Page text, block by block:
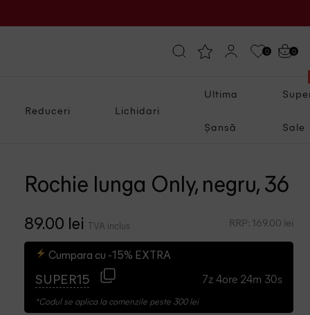
0 0
Reduceri Lichidari
Ultima
Șansă Sale
Rochie lunga Only, negru, 36
89.00 lei TVA inclus RRP: 169.00 lei
Cumpara cu -15% EXTRA
SUPER15 7z 4ore 24m 29s
*Codul se aplica la comenzile peste 300 lei